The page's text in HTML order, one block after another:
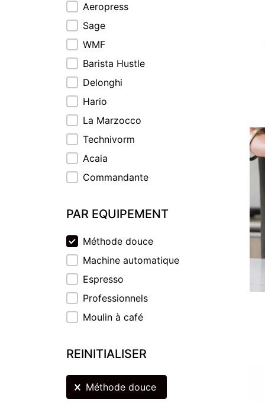
Par marque
Aeropress
Sage
WMF
Barista Hustle
Delonghi
Hario
La Marzocco
Technivorm
Acaia
Commandante
PAR EQUIPEMENT
PAR EQUIPEMENT
Méthode douce
Machine automatique
Espresso
Professionnels
Moulin à café
REINITIALISER
REINITIALISER
Méthode douce